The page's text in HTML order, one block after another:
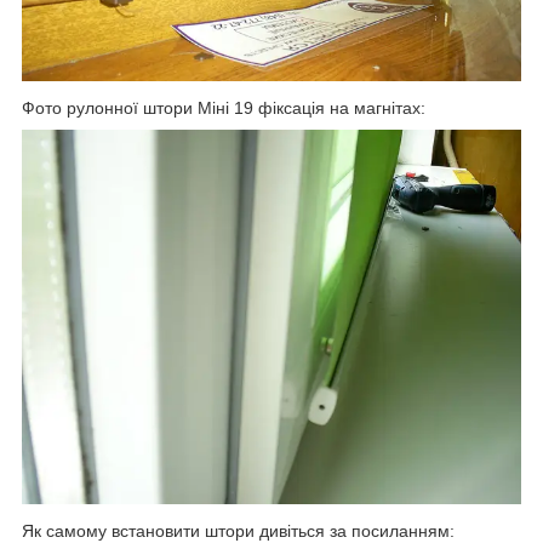
Фото рулонної штори Міні 19 фіксація на магнітах:
Як самому встановити штори дивіться за посиланням: